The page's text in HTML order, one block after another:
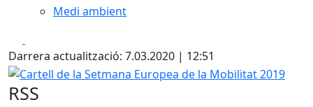
Medi ambient
Darrera actualització: 7.03.2020 | 12:51
Cartell de la Setmana Europea de la Mobilitat 2019
RSS